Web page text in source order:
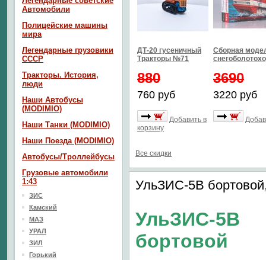
ДТ-20 гусеничный
Тракторы №71
880
760 руб
Добавить в
корзину
Сборная
3690
3220 руб
Все скидки
УльЗИС-5В
УльЗИС-5В
бортовой
Автомобили
Полицейские машины
мира
Легендарные грузовики
СССР
Тракторы. История,
люди
Наши Автобусы
(MODIMIO)
Наши Танки (MODIMIO)
Наши Поезда (MODIMIO)
Автобусы/Троллейбусы
Грузовые автомобили
1:43
ЗИС
Камский
МАЗ
УРАЛ
ЗИЛ
Горький